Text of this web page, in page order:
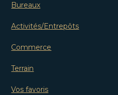
Bureaux
Activités/Entrepôts
Commerce
Terrain
Vos favoris